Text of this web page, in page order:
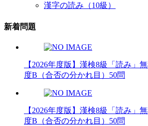
漢字の読み（10級）
新着問題
【2026年度版】漢検8級「読み」
度B（合否の分かれ目）50問
【2026年度版】漢検8級「読み」
度B（合否の分かれ目）50問